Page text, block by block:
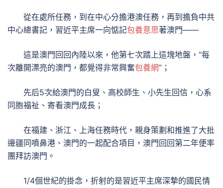
從在處所任務，到在中心分擔港澳任務，再到擔負中共
中心總書記，習近平主席一向惦記包養意思著澳門——
這是澳門回回內陸以來，他第七次踏上這塊地盤，“每
次離開漂亮的澳門，都覺得非常興奮包養網”；
先后5次給澳門的白叟、高校師生、小先生回信，心系
同胞福祉、寄看澳門成長；
在福建、浙江、上海任務時代，親身策劃和推進了大批
邊疆同噴鼻港、澳門的一起配合項目，澳門回回第二年便率
團拜訪澳門。
1/4個世紀的掛念，折射的是習近平主席深摯的國民情